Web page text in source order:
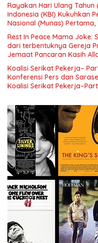
Rayakan Hari Ulang Tahun
Indonesia (KBI) Kukuhkan
Nasional (Munas)
Pengembangan
Indonesia dan
Rest In Peace Mama Joke:
dari terbentuknya Gereja
Jemaat Pancaran Kasih
Koalisi Serikat Pekerja–
Konferensi Pers dan
Koalisi Serikat